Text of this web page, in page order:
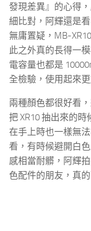
發現差異』的心得
細比對，阿輝還是
無庸置疑，MB-
此之外真的長得一
電容量也都是
全檢驗，使用起來更
兩種顏色都很好看
把 XR10 抽出來的
在手上時也一樣無
看，有時候避開白
感相當耐髒，阿輝
色配件的朋友，真